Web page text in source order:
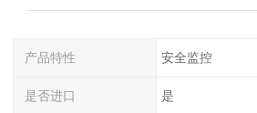
产品特性 安全监控
是否进口 是